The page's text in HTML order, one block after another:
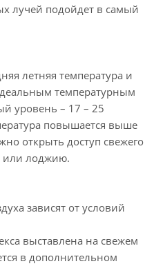
лучей подойдет в самый
летняя температура и
температурным
уровень – 17 – 25
повышается выше
открыть доступ свежего
или лоджию.
зависят от условий
выставлена на свежем
в дополнительном